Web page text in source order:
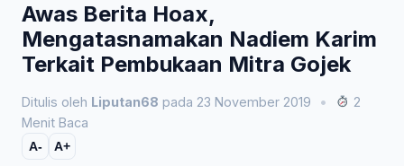
Awas Berita Hoax,
Mengatasnamakan Nadiem Karim
Terkait Pembukaan Mitra Gojek
Ditulis oleh Liputan68 pada 23 November 2019 •
2
Menit Baca
A- A+